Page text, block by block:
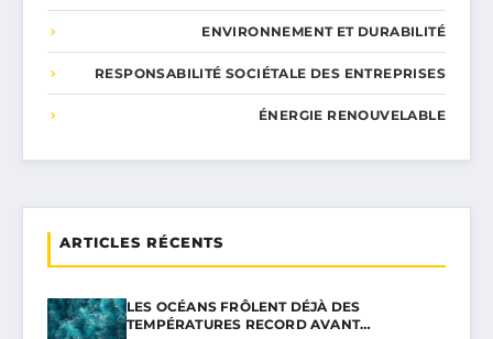
ENVIRONNEMENT ET DURABILITÉ
RESPONSABILITÉ SOCIÉTALE DES ENTREPRISES
ÉNERGIE RENOUVELABLE
ARTICLES RÉCENTS
LES OCÉANS FRÔLENT DÉJÀ DES
TEMPÉRATURES RECORD AVANT…